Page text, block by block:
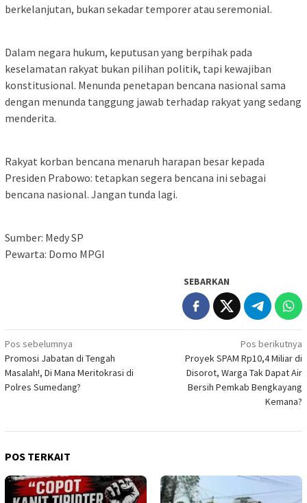
berkelanjutan, bukan sekadar temporer atau seremonial.
Dalam negara hukum, keputusan yang berpihak pada
keselamatan rakyat bukan pilihan politik, tapi kewajiban
konstitusional. Menunda penetapan bencana nasional sama
dengan menunda tanggung jawab terhadap rakyat yang sedang
menderita.
Rakyat korban bencana menaruh harapan besar kepada
Presiden Prabowo: tetapkan segera bencana ini sebagai
bencana nasional. Jangan tunda lagi.
Sumber: Medy SP
Pewarta: Domo MPGI
SEBARKAN
Navigasi
pos
Pos sebelumnya
Promosi Jabatan di Tengah
Masalah!, Di Mana Meritokrasi di
Polres Sumedang?
Pos berikutnya
Proyek SPAM Rp10,4 Miliar di
Disorot, Warga Tak Dapat Air
Bersih Pemkab Bengkayang
Kemana?
POS TERKAIT